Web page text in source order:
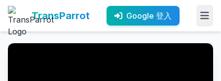
TransParrot Google 登入